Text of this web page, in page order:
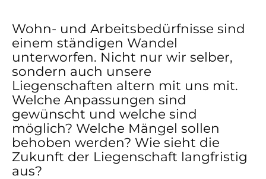
Wohn- und Arbeitsbedürfnisse sind
einem ständigen Wandel
unterworfen. Nicht nur wir selber,
sondern auch unsere
Liegenschaften altern mit uns mit.
Welche Anpassungen sind
gewünscht und welche sind
möglich? Welche Mängel sollen
behoben werden? Wie sieht die
Zukunft der Liegenschaft langfristig
aus?